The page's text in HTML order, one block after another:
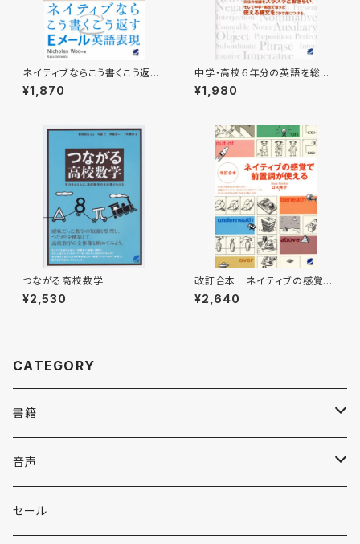
ネイティブならこう書くこう返す
Eメール英語表現
¥1,870
中学・高校６年分の英語を総復
習する CD BOOK
¥1,980
つながる高校数学
¥2,530
改訂合本 ネイティブの感覚で
前置詞が使える
¥2,640
CATEGORY
書籍
英語
英会話・表現集
各国語
音声
英会話・表現集
セール